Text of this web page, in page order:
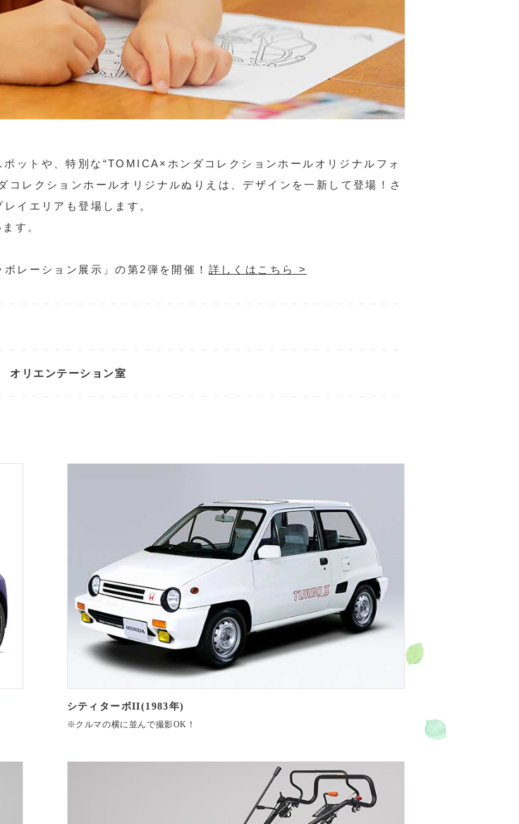
ットや、特別な“TOMICA×ホンダコレクションホールオリジナルフォ
コレクションホールオリジナルぬりえは、デザインを一新して登場！さ
イエリアも登場します。
す。
レーション展示」の第2弾を開催！ 詳しくはこちら >
リエンテーション室
シティターボII(1983年)
※クルマの横に並んで撮影OK！